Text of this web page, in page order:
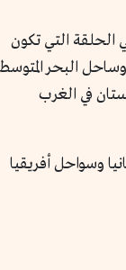
الحلقة التي تكون
البحر
في الغرب
وسواحل أفريقيا